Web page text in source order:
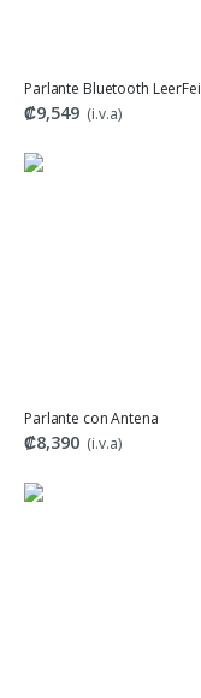
Parlante Bluetooth LeerFei
₡9,549 (i.v.a)
Parlante con Antena
₡8,390 (i.v.a)